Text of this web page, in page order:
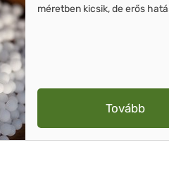
méretben kicsik, de erős
Tovább